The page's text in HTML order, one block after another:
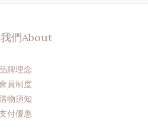
們About
牌理念
員制度
物須知
付優惠